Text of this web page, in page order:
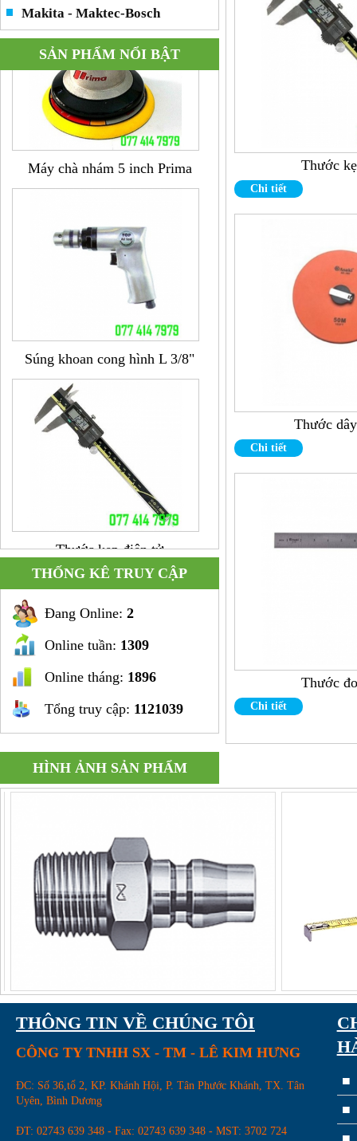
Makita - Maktec-Bosch
SẢN PHẨM NỔI BẬT
Máy chà nhám 5 inch Prima
Súng khoan cong hình L 3/8"
Thước kẹp điện tử
Đầu khoan 3C-W22
Dao router Arden
mâm
THỐNG KÊ TRUY CẬP
Đang Online: 2
Online tuần: 1309
Online tháng: 1896
Tổng truy cập: 1121039
Thước
Chi tiết
Thước
Chi tiết
Thước
Chi tiết
HÌNH ẢNH SẢN PHẨM
THÔNG TIN VỀ CHÚNG TÔI
CÔNG TY TNHH SX - TM - LÊ KIM HƯNG
ĐC: Số 36,tổ 2, KP. Khánh Hội, P. Tân Phước Khánh, TX. Tân
Uyên, Bình Dương
ĐT: 02743 639 348 - Fax: 02743 639 348 - MST: 3702 724